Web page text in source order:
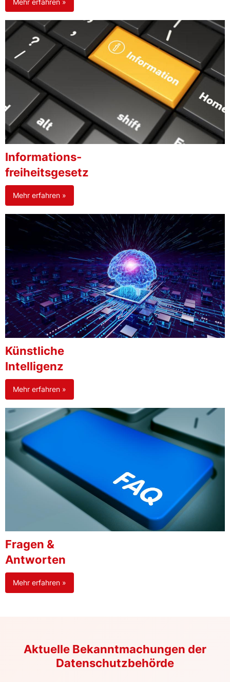
Informations-
freiheitsgesetz
Mehr erfahren »
Künstliche
Intelligenz
Mehr erfahren »
Fragen &
Antworten
Mehr erfahren »
Aktuelle Bekanntmachungen der
Datenschutzbehörde